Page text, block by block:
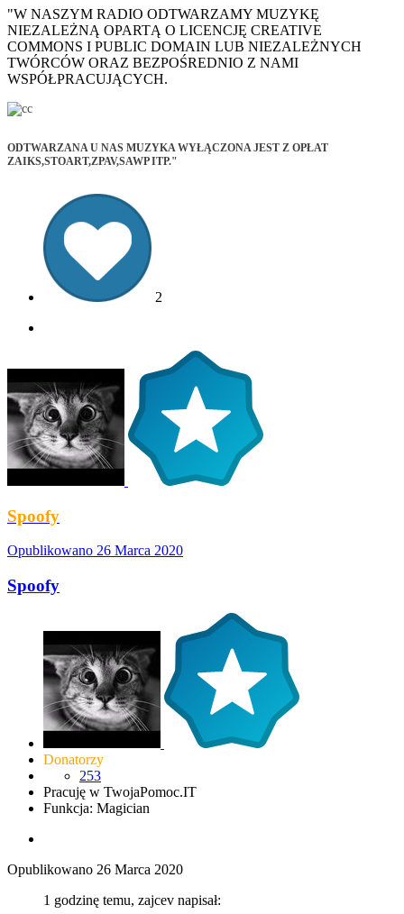
"W NASZYM RADIO ODTWARZAMY MUZYKĘ
NIEZALEŻNĄ OPARTĄ O LICENCJĘ CREATIVE
COMMONS I PUBLIC DOMAIN LUB NIEZALEŻNYCH
TWÓRCÓW ORAZ BEZPOŚREDNIO Z NAMI
WSPÓŁPRACUJĄCYCH.
ODTWARZANA U NAS MUZYKA WYŁĄCZONA JEST Z OPŁAT
ZAIKS,STOART,ZPAV,SAWP ITP."
2
Spoofy
Opublikowano 26 Marca 2020
Spoofy
Donatorzy
253
Pracuję w TwojaPomoc.IT
Funkcja: Magician
Opublikowano 26 Marca 2020
1 godzinę temu, zajcev napisał: